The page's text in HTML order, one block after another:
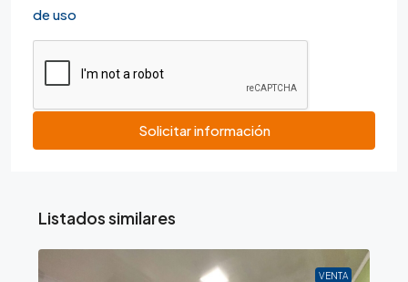
de uso
Solicitar información
Listados similares
VENTA